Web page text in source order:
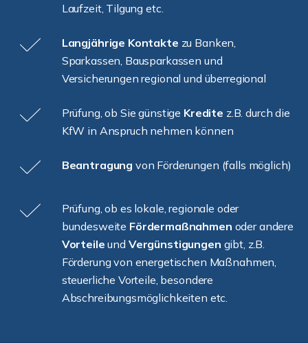
Laufzeit, Tilgung etc.
Langjährige Kontakte zu Banken,
Sparkassen, Bausparkassen und
Versicherungen regional und überregional
Prüfung, ob Sie günstige Kredite z.B. durch die
KfW in Anspruch nehmen können
Beantragung von Förderungen (falls möglich)
Prüfung, ob es lokale, regionale oder
bundesweite Fördermaßnahmen oder andere
Vorteileund Vergünstigungen gibt, z.B.
Förderung von energetischen Maßnahmen,
steuerliche Vorteile, besondere
Abschreibungsmöglichkeiten etc.